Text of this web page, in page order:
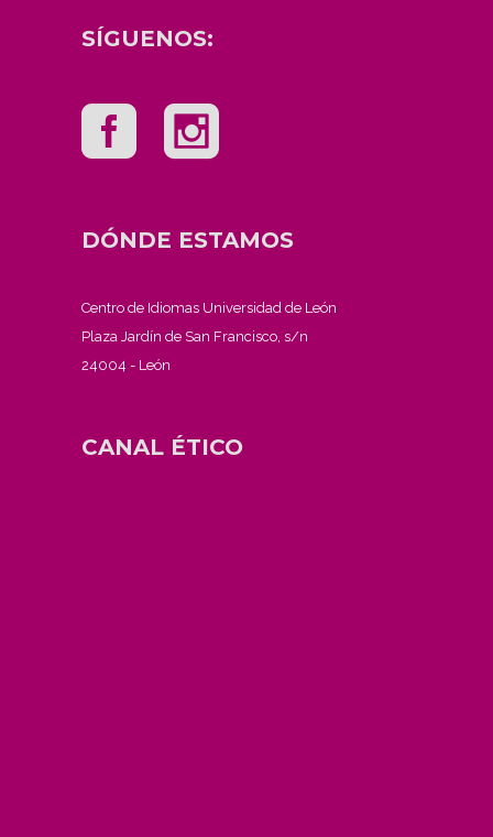
SÍGUENOS:
DÓNDE ESTAMOS
Centro de Idiomas Universidad de León
Plaza Jardín de San Francisco, s/n
24004 - León
CANAL ÉTICO